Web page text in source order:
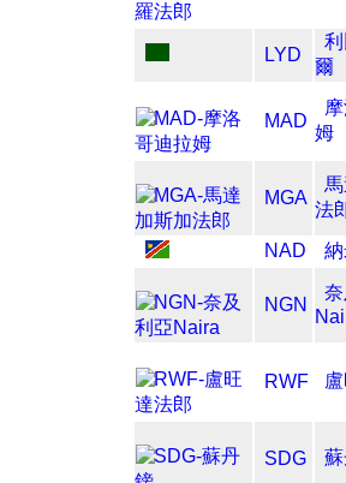
LYD
爾
MAD
姆
MGA
法
NAD
NGN
RWF
SDG